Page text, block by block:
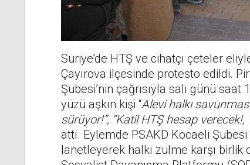
Suriye’de HTŞ ve cihatçı çeteler
Çayırova ilçesinde protesto edildi.
Şubesi’nin çağrısıyla salı günü
yüzü aşkın kişi “Alevi halkı
sürüyor!”, “Katil HTŞ hesap
attı. Eylemde PSAKD Kocaeli
lanetleyerek halkı zulme karşı birlik